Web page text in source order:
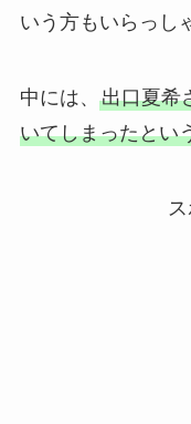
いう方もいらっし
中には、 出口夏希
いてしまったとい